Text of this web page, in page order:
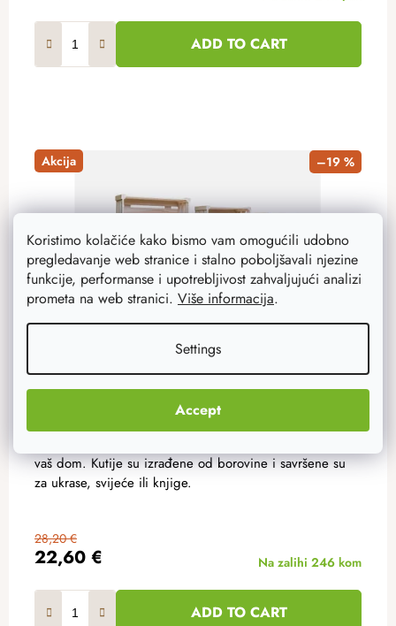
Koristimo kolačiće kako bismo vam omogućili udobno
pregledavanje web stranice i stalno poboljšavali njezine
funkcije, performanse i upotrebljivost zahvaljujući analizi
prometa na web stranici. Više informacija.
Settings
Accept
ADD TO CART
Akcija –19 %
Drveni sanduci polica bor
22,60 €
28,20 €
Na zalihi 246 kom
ADD TO CART
vaš dom. Kutije su izrađene od borovine i savršene su
za ukrase, svijeće ili knjige.